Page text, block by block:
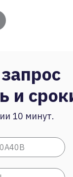
и
10 минут.